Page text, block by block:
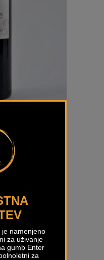
je namenjeno
za uživanje
gumb Enter
za